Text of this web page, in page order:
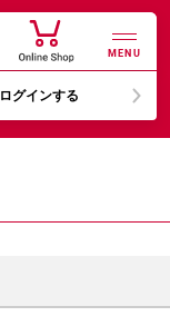
MENU
ログインする